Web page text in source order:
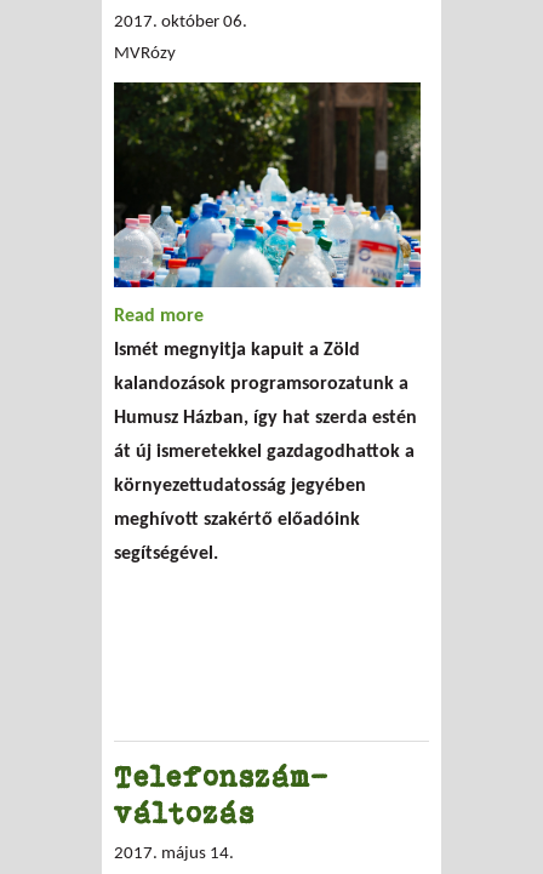
2017. október 06.
MVRózy
Read more
kalandozások
Ismét megnyitja kapuit a Zöld
kalandozások programsorozatunk a
Humusz Házban, így hat szerda estén
át új ismeretekkel gazdagodhattok a
környezettudatosság jegyében
meghívott szakértő előadóink
segítségével.
Telefonszám-
változás
2017. május 14.